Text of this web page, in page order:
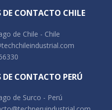
DE CONTACTO CHILE
de Chile - Chile
DE CONTACTO PERÚ
de Surco - Perú